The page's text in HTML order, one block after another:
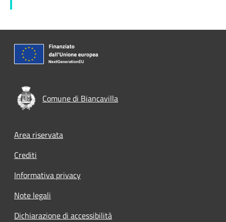
Comune di Biancavilla
Footer menu
Area riservata
Crediti
Informativa privacy
Note legali
Dichiarazione di accessibilità